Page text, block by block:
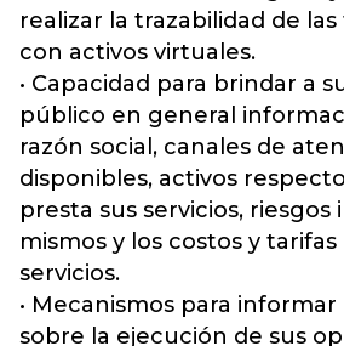
realizar la trazabilidad de
con activos virtuales.
• Capacidad para brindar a
público en general
razón social, canales de
disponibles, activos
presta sus servicios,
mismos y los costos y tarifas
servicios.
• Mecanismos para
sobre la ejecución de sus